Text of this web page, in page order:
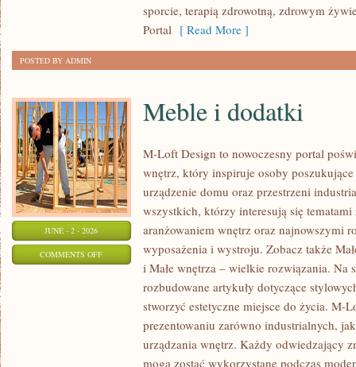
sporcie, terapią zdrowotną, zdrowym
Portal [ Read More ]
POSTED BY ADMIN
JUNE - 2 - 2026
COMMENTS OFFON
Meble i dodatki
M-Loft Design to nowoczesny portal
wnętrz, który inspiruje osoby
urządzenie domu oraz przestrzeni
wszystkich, którzy interesują się
aranżowaniem wnętrz oraz najnowszymi
wyposażenia i wystroju. Zobacz także
i Małe wnętrza – wielkie rozwiązania. Na
rozbudowane artykuły dotyczące
stworzyć estetyczne miejsce do życia. M-
prezentowaniu zarówno industrialnych,
urządzania wnętrz. Każdy odwiedzający
mogą zostać wykorzystane podczas